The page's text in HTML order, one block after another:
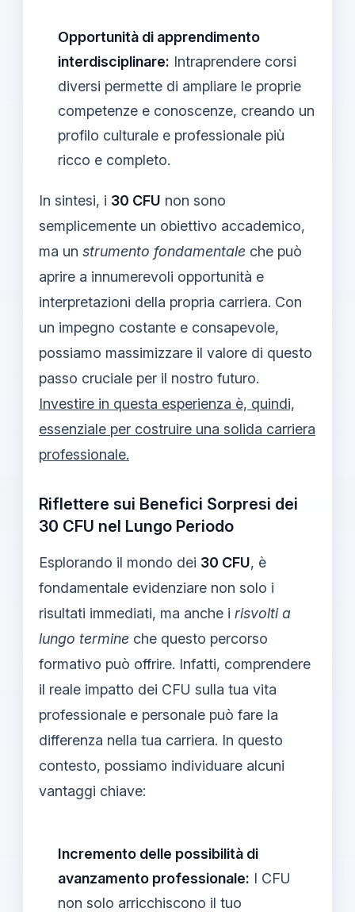
Opportunità di apprendimento
interdisciplinare: Intraprendere corsi
diversi permette di ampliare le proprie
competenze e conoscenze, creando un
profilo culturale e professionale più
ricco e completo.
In sintesi, i 30 CFU non sono
semplicemente un obiettivo accademico,
ma un strumento fondamentale che può
aprire a innumerevoli opportunità e
interpretazioni della propria carriera. Con
un impegno costante e consapevole,
possiamo massimizzare il valore di questo
passo cruciale per il nostro futuro.
Investire in questa esperienza è, quindi,
essenziale per costruire una solida carriera
professionale.
Riflettere sui Benefici Sorpresi dei
30 CFU nel Lungo Periodo
Esplorando il mondo dei 30 CFU, è
fondamentale evidenziare non solo i
risultati immediati, ma anche i risvolti a
lungo termine che questo percorso
formativo può offrire. Infatti, comprendere
il reale impatto dei CFU sulla tua vita
professionale e personale può fare la
differenza nella tua carriera. In questo
contesto, possiamo individuare alcuni
vantaggi chiave:
Incremento delle possibilità di
avanzamento professionale: I CFU
non solo arricchiscono il tuo